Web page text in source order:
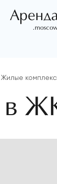
Жилые
в